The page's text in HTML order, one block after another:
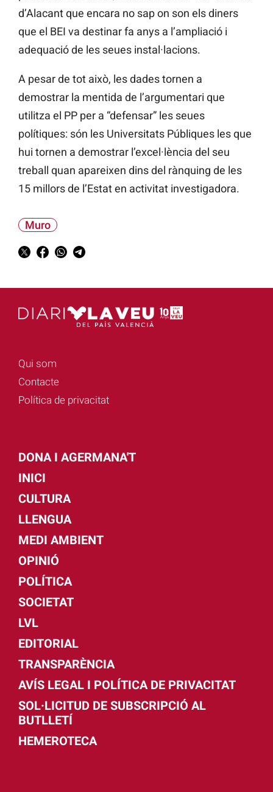
d’Alacant que encara no sap on son els diners
que el BEI va destinar fa anys a l’ampliació i
adequació de les seues instal·lacions.
A pesar de tot això, les dades tornen a
demostrar la mentida de l’argumentari que
utilitza el PP per a “defensar” les seues
polítiques: són les Universitats Públiques les que
hui tornen a demostrar l’excel·lència del seu
treball quan apareixen dins del rànquing de les
15 millors de l’Estat en activitat investigadora.
Muro
Qui som
Contacte
Política de privacitat
DONA I AGERMANA'T
INICI
CULTURA
LLENGUA
MEDI AMBIENT
OPINIÓ
POLÍTICA
SOCIETAT
LVL
EDITORIAL
TRANSPARÈNCIA
AVÍS LEGAL I POLÍTICA DE PRIVACITAT
SOL·LICITUD DE SUBSCRIPCIÓ AL
BUTLLETÍ
HEMEROTECA